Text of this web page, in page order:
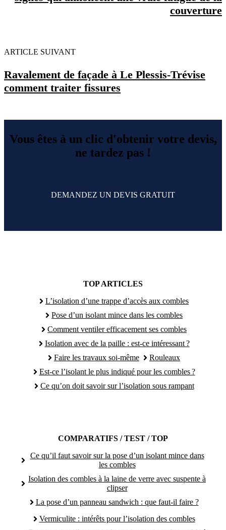
couverture
ARTICLE SUIVANT
Ravalement de façade à Le Plessis-Trévise
comment traiter fissures
Vous êtes à un clic d'obtenir votre devis,
ne tardez pas !
DEMANDEZ UN DEVIS GRATUIT
TOP ARTICLES
L’isolation d’une trappe d’accès aux combles
Pose d’un isolant mince dans les combles
Comment ventiler efficacement ses combles
Isolation avec de la paille : est-ce intéressant ?
Faire les travaux soi-même
Rouleaux
Est-ce l’isolant le plus indiqué pour les combles ?
Ce qu’on doit savoir sur l’isolation sous rampant
COMPARATIFS / TEST / TOP
Ce qu’il faut savoir sur la pose d’un isolant mince dans
les combles
Isolation des combles à la laine de verre avec suspente à
clipser
La pose d’un panneau sandwich : que faut-il faire ?
Vermiculite : intérêts pour l’isolation des combles